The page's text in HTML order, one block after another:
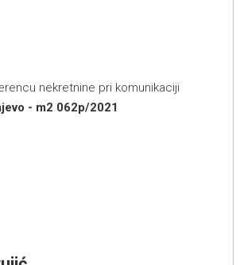
nekretnine pri komunikaciji
- m2 062p/2021